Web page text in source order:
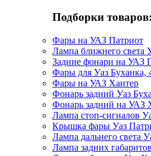
Подборки товаров:
Фары на УАЗ Патриот
Лампа ближнего света
Задние фонари на УАЗ
Фары для Уаз Буханка,
Фары на УАЗ Хантер
Фонарь задний Уаз
Фонарь задний на УАЗ
Лампа стоп-сигналов
Крышка фары Уаз
Лампа дальнего света
Лампа задних